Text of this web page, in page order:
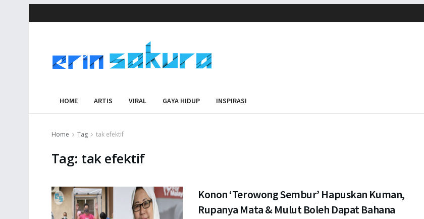
HOME ARTIS VIRAL GAYA HIDUP INSPIRASI
Home Tag tak efektif
Tag: tak efektif
Konon ‘Terowong Sembur’ Hapuskan Kuman,
Rupanya Mata & Mulut Boleh Dapat Bahana